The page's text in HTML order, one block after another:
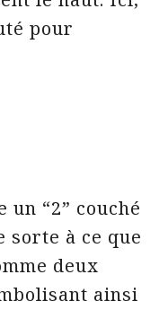
pour
“2” couché
sorte à ce que
deux
ainsi